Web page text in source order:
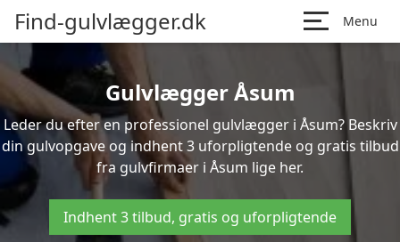
Find-gulvlægger.dk Menu
Gulvlægger Åsum
Leder du efter en professionel gulvlægger i Åsum? Beskriv
din gulvopgave og indhent 3 uforpligtende og gratis tilbud
fra gulvfirmaer i Åsum lige her.
Indhent 3 tilbud, gratis og uforpligtende